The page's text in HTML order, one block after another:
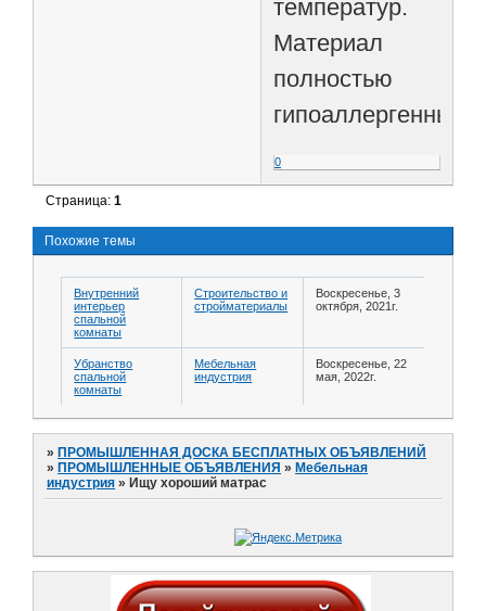
температур.
Материал
полностью
гипоаллергенный.
0
Страница:1
Похожие темы
Внутренний
интерьер
спальной
комнаты
Строительство и
стройматериалы
Воскресенье, 3
октября, 2021г.
Убранство
спальной
комнаты
Мебельная
индустрия
Воскресенье, 22
мая, 2022г.
»ПРОМЫШЛЕННАЯ ДОСКА БЕСПЛАТНЫХ ОБЪЯВЛЕНИЙ
»ПРОМЫШЛЕННЫЕ ОБЪЯВЛЕНИЯ »Мебельная
индустрия »Ищу хороший матрас